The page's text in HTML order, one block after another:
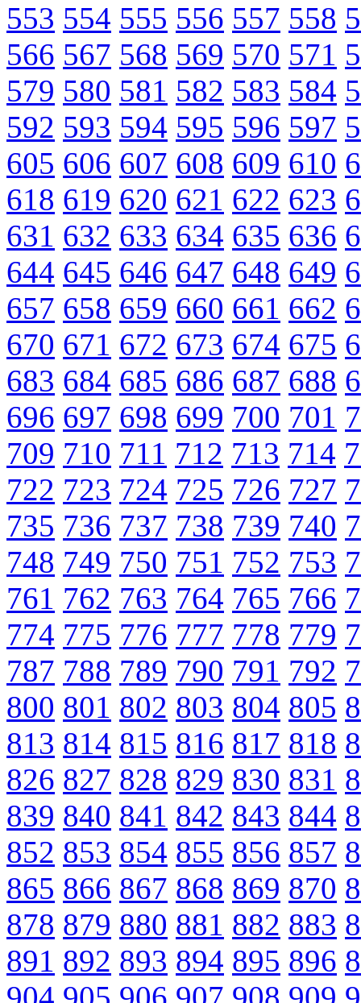
553 554 555 556 557 558
566 567 568 569 570 571
579 580 581 582 583 584
592 593 594 595 596 597
605 606 607 608 609 610
618 619 620 621 622 623
631 632 633 634 635 636
644 645 646 647 648 649
657 658 659 660 661 662
670 671 672 673 674 675
683 684 685 686 687 688
696 697 698 699 700 701
709 710 711 712 713 714
722 723 724 725 726 727
735 736 737 738 739 740
748 749 750 751 752 753
761 762 763 764 765 766
774 775 776 777 778 779
787 788 789 790 791 792
800 801 802 803 804 805
813 814 815 816 817 818
826 827 828 829 830 831
839 840 841 842 843 844
852 853 854 855 856 857
865 866 867 868 869 870
878 879 880 881 882 883
891 892 893 894 895 896